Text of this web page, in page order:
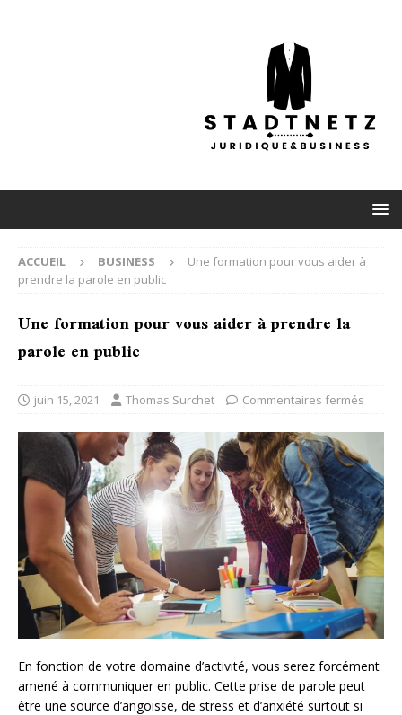
ACCUEIL BUSINESS
Une formation pour vous aider à
prendre la parole en public
Une formation pour vous aider à prendre la
parole en public
juin 15, 2021 Thomas Surchet Commentaires fermés
En fonction de votre domaine d’activité, vous serez forcément
amené à communiquer en public. Cette prise de parole peut
être une source d’angoisse, de stress et d’anxiété surtout si